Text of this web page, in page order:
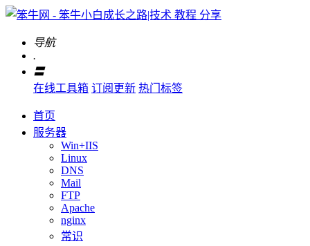
导航
.
〓
在线工具箱 订阅更新 热门标签
首页
服务器
Win+IIS
Linux
DNS
Mail
FTP
Apache
nginx
常识